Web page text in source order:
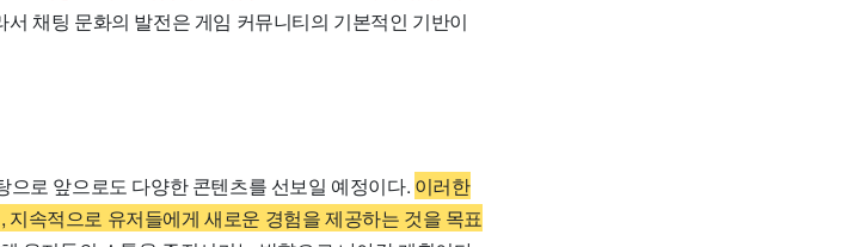
서 채팅 문화의 발전은 게임 커뮤니티의 기본적인 기반이
로 앞으로도 다양한 콘텐츠를 선보일 예정이다. 이러한
속적으로 유저들에게 새로운 경험을 제공하는 것을 목표